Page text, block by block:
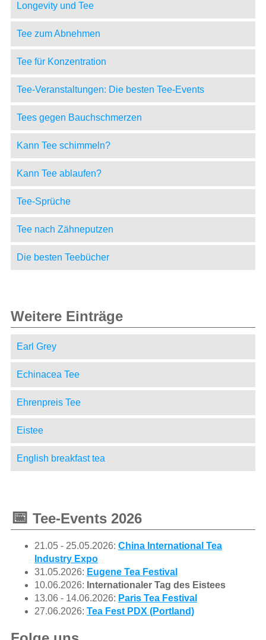
Longevity und Tee
Tee zum Abnehmen
Tee für Konzentration
Tee-Veranstaltungen: Die besten Tee-Events
Tees gegen Bauchschmerzen
Kann Tee schimmeln?
Kann Tee ablaufen?
Tee-Sprüche
Tee nach Zähneputzen
Die besten Teebücher
Weitere Einträge
Earl Grey
Echinacea Tee
Ehrenpreis Tee
Eistee
English breakfast tea
📅 Tee-Events 2026
21.05 - 25.05.2026: China International Tea
Industry Expo
31.05.2026: Eugene Tea Festival
10.06.2026: Internationaler Tag des Eistees
13.06 - 14.06.2026: Paris Tea Festival
27.06.2026: Tea Fest PDX (Portland)